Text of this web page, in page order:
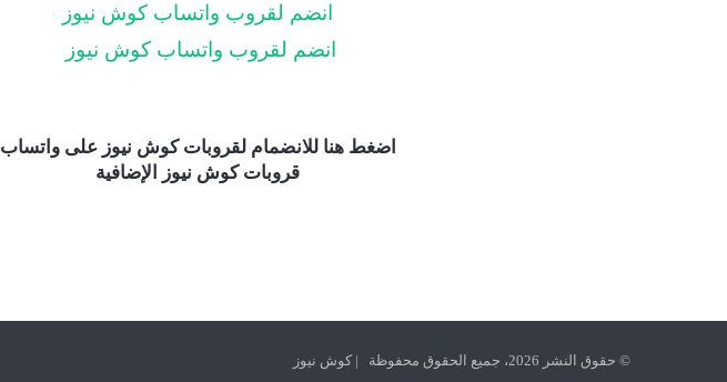
انضم لقروب واتساب كوش نيوز
انضم لقروب واتساب كوش نيوز
اضغط هنا للانضمام لقروبات كوش نيوز على واتساب
قروبات كوش نيوز الإضافية
© حقوق النشر 2026، جميع الحقوق محفوظة | كوش نيوز